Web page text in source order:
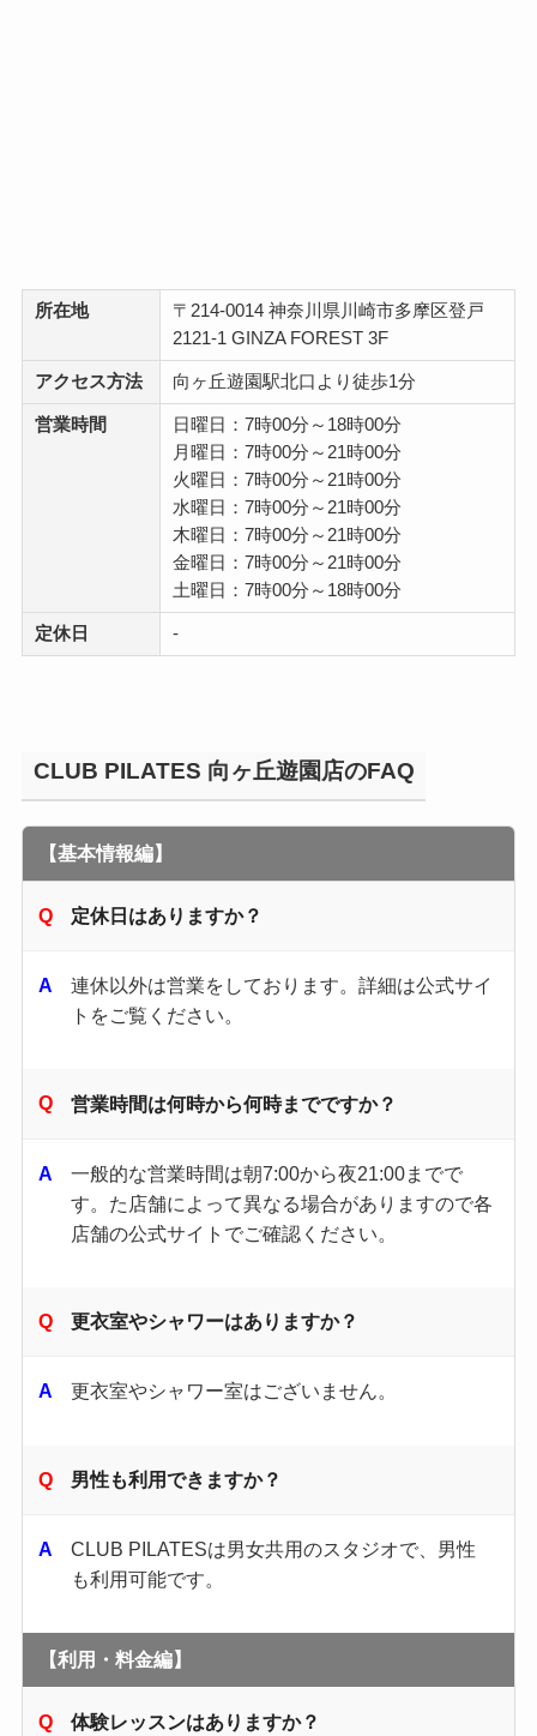
所在地
〒214-0014 神奈川県川崎市多摩区登戸
2121-1 GINZA FOREST 3F
アクセス方法 向ヶ丘遊園駅北口より徒歩1分
営業時間
日曜日：7時00分～18時00分
月曜日：7時00分～21時00分
火曜日：7時00分～21時00分
水曜日：7時00分～21時00分
木曜日：7時00分～21時00分
金曜日：7時00分～21時00分
土曜日：7時00分～18時00分
定休日 -
CLUB PILATES 向ヶ丘遊園店のFAQ
【基本情報編】
定休日はありますか？
連休以外は営業をしております。詳細は公式サイ
トをご覧ください。
営業時間は何時から何時までですか？
一般的な営業時間は朝7:00から夜21:00までで
す。​た店舗によって異なる場合がありますので各
店舗の公式サイトでご確認ください。​
更衣室やシャワーはありますか？
更衣室やシャワー室はございません。
男性も利用できますか？
CLUB PILATESは男女共用のスタジオで、男性
も利用可能です。
【利用・料金編】
体験レッスンはありますか？